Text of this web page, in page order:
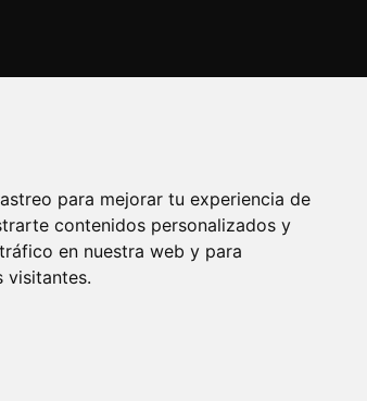
para mejorar tu experiencia de
contenidos personalizados y
en nuestra web y para
visitantes.